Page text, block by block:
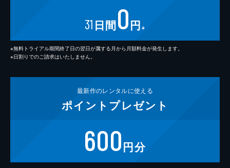
31 日間0円 ※
※無料トライアル期間終了日の翌日が属する月から月額料金が発生します。
※日割りでのご請求はいたしません。
最新作のレンタルに使える
ポイント プレゼント
600円分